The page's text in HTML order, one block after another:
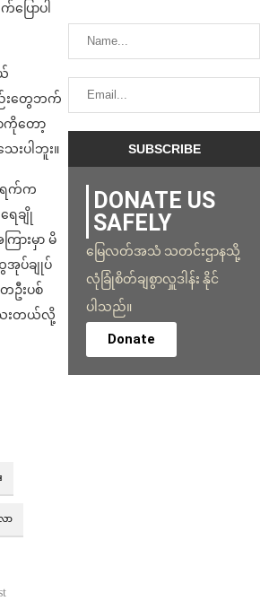
ောပါ
တွေဘက်
တော့
းပါဘူး။
ရက်က
ေချို
ြားမှာ မိ
ပ်ချုပ်
တဦးပစ်
းတယ်လို့
ာ
DONATE US
SAFELY
မြေလတ်အသံ သတင်းဌာနသို့
လုံခြုံစိတ်ချစွာလှူဒါန်း နိုင်
ပါသည်။
Donate